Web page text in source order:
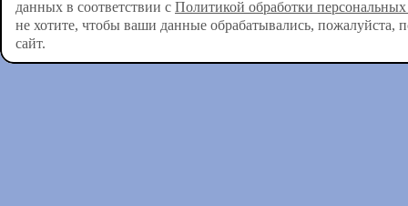
данных в соответствии с Политикой обработки
не хотите, чтобы ваши данные обрабатывались, пожалуйста,
сайт.